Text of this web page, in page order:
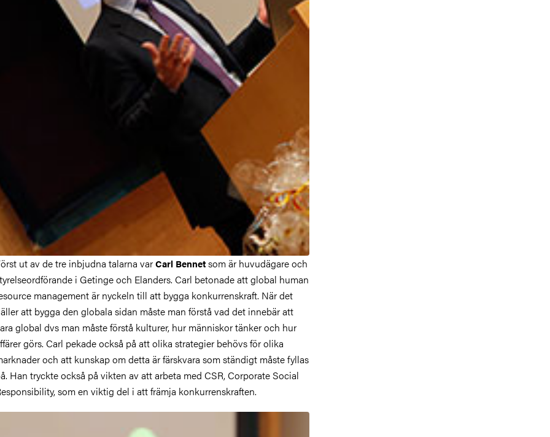
ut av de tre inbjudna talarna varCarl Bennetsom är huvudägare och
i Getinge och Elanders. Carl betonade att global human
management är nyckeln till att bygga konkurrenskraft. När det
att bygga den globala sidan måste man förstå vad det innebär att
global dvs man måste förstå kulturer, hur människor tänker och hur
görs. Carl pekade också på att olika strategier behövs för olika
och att kunskap om detta är färskvara som ständigt måste fyllas
Han tryckte också på vikten av att arbeta med CSR, Corporate Social
som en viktig del i att främja konkurrenskraften.